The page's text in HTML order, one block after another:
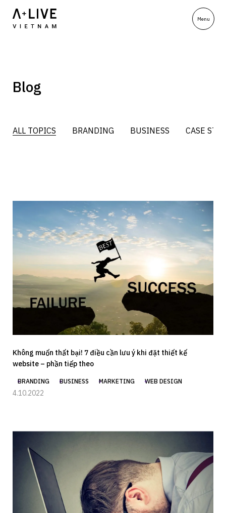
Blog
ALL TOPICS BRANDING BUSINESS CASE
Không muốn thất bại! 7 điều cần lưu ý khi đặt thiết kế
website – phần tiếp theo
BRANDING BUSINESS MARKETING WEB DESIGN
4.10.2022